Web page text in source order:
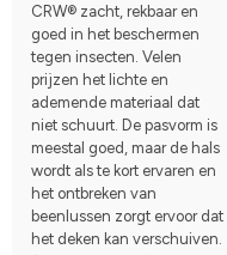
CRW® zacht, rekbaar en
goed in het beschermen
tegen insecten. Velen
prijzen het lichte en
ademende materiaal dat
niet schuurt. De pasvorm is
meestal goed, maar de hals
wordt als te kort ervaren en
het ontbreken van
beenlussen zorgt ervoor dat
het deken kan verschuiven.